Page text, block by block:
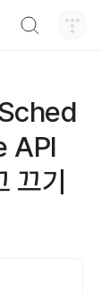
API
끄기